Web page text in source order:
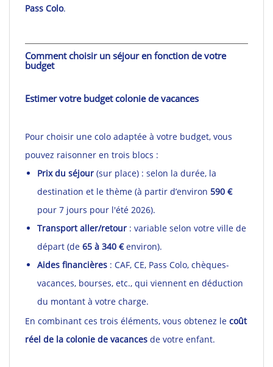
Pass Colo.
Comment choisir un séjour en fonction de votre
budget
Estimer votre budget colonie de vacances
Pour choisir une colo adaptée à votre budget, vous
pouvez raisonner en trois blocs :
Prix du séjour (sur place) : selon la durée, la
destination et le thème (à partir d’environ 590 €
pour 7 jours pour l'été 2026).
Transport aller/retour : variable selon votre ville de
départ (de 65 à 340 €environ).
Aides financières : CAF, CE, Pass Colo, chèques-
vacances, bourses, etc., qui viennent en déduction
du montant à votre charge.
En combinant ces trois éléments, vous obtenez le coût
réel de la colonie de vacances de votre enfant.